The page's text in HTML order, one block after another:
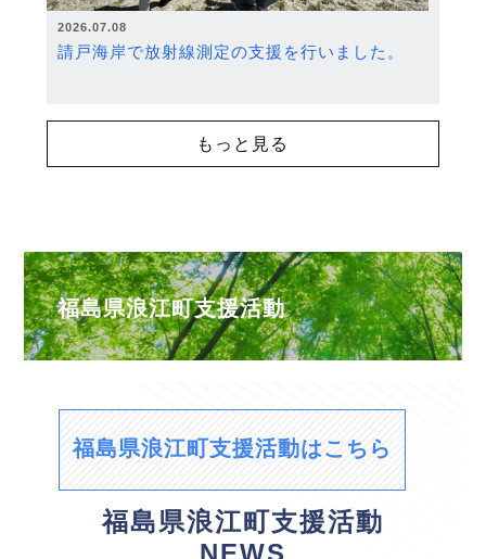
2026.07.08
請戸海岸で放射線測定の支援を行いました。
もっと見る
福島県浪江町支援活動
福島県浪江町支援活動はこちら
福島県浪江町支援活動